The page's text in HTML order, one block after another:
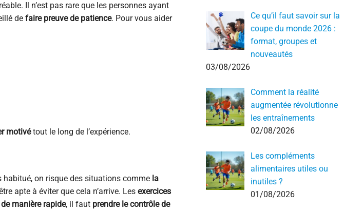
Il n’est pas rare que les personnes ayant
de faire preuve de patience. Pour vous aider
motivétout le long de l’expérience.
habitué, on risque des situations comme la
apte à éviter que cela n’arrive. Les exercices
manière rapide, il faut prendre le contrôle de
Ce qu’il faut savoir sur la
coupe du monde 2026 :
format, groupes et
nouveautés
03/08/2026
Comment la réalité
augmentée révolutionne
les entraînements
02/08/2026
Les compléments
alimentaires utiles ou
inutiles ?
01/08/2026